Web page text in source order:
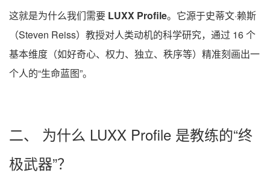
这就是为什么我们需要 LUXX Profile。它源于史蒂文·赖斯
（Steven Reiss）教授对人类动机的科学研究，通过 16 个
基本维度（如好奇心、权力、独立、秩序等）精准刻画出一
个人的“生命蓝图”。
二、 为什么 LUXX Profile 是教练的“终
极武器”？